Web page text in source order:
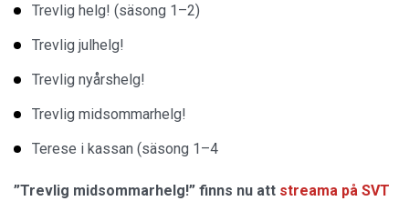
Trevlig helg! (säsong 1–2)
Trevlig julhelg!
Trevlig nyårshelg!
Trevlig midsommarhelg!
Terese i kassan (säsong 1–4
”Trevlig midsommarhelg!” finns nu att streama på SVT